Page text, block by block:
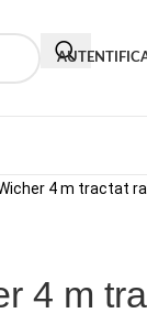
4 m tractat
4 m